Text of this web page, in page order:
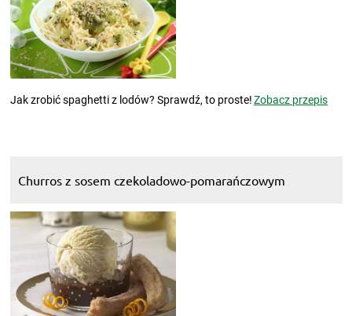
Jak zrobić spaghetti z lodów? Sprawdź, to proste!Zobacz przepis
Churros z sosem czekoladowo-pomarańczowym